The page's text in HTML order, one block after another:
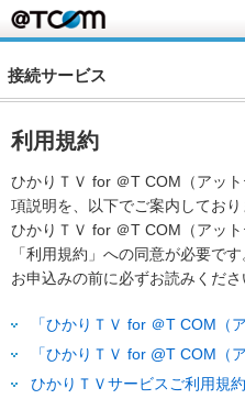
接続サービス
利用規約
ひかりＴＶ for ＠T COM（アッ
項説明を、以下でご案内しており
ひかりＴＶ for ＠T COM（アッ
「利用規約」への同意が必要です
お申込みの前に必ずお読みくださ
「ひかりＴＶ for ＠T COM（
「ひかりＴＶ for @T COM（
ひかりＴＶサービスご利用規